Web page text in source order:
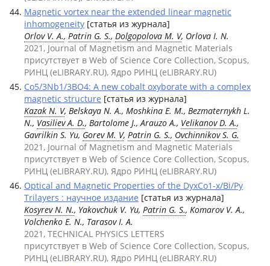
Magnetic vortex near the extended linear magnetic
inhomogeneity [статья из журнала]
Orlov V. A., Patrin G. S., Dolgopolova M. V, Orlova I. N.
2021, Journal of Magnetism and Magnetic Materials
присутствует в Web of Science Core Collection, Scopus,
РИНЦ (eLIBRARY.RU), Ядро РИНЦ (eLIBRARY.RU)
Co5/3Nb1/3BO4: A new cobalt oxyborate with a complex
magnetic structure [статья из журнала]
Kazak N. V, Belskaya N. A., Moshkina E. M., Bezmaternykh L.
N., Vasiliev A. D., Bartolome J., Arauzo A., Velikanov D. A.,
Gavrilkin S. Yu, Gorev M. V, Patrin G. S., Ovchinnikov S. G.
2021, Journal of Magnetism and Magnetic Materials
присутствует в Web of Science Core Collection, Scopus,
РИНЦ (eLIBRARY.RU), Ядро РИНЦ (eLIBRARY.RU)
Optical and Magnetic Properties of the DyxCo1-x/Bi/Py
Trilayers : научное издание [статья из журнала]
Kosyrev N. N., Yakovchuk V. Yu, Patrin G. S., Komarov V. A.,
Volchenko E. N., Tarasov I. A.
2021, TECHNICAL PHYSICS LETTERS
присутствует в Web of Science Core Collection, Scopus,
РИНЦ (eLIBRARY.RU), Ядро РИНЦ (eLIBRARY.RU)